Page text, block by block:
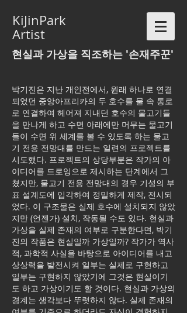
KiJinPark
Artist
현실과 가상을 직조하는 '손재주꾼'
박기진은 지난 개인전에서, 원래 하나로 연결
되었던 중앙아프리카의 두 호수를 물 속 통로
로 연결하여 헤어져 지내던 호수의 물고기들
을 만나게 하고 수면 아래에만 머무는 물고기
들이 수면 위 세계를 볼 수 있도록 하는 물고
기 전용 전망대를 만드는 일련의 프로젝트를
시도했다. 프로젝트의 상당부분은 작가의 아
이디어를 드로잉으로 제시하는 단계에서 그
쳤지만, 물고기 전용 전망대의 경우 기성의 부
표 설계도에 입각하여 정밀하게 제작, 전시되
었다. 이 구조물은 실제 호수에 설치되지 않았
지만 (언젠가) 설치, 작동될 수도 있다. 현실과
가상을 실제 존재의 여부로 구분한다면, 박기
진의 작품은 현실일까 가상일까? 작가가 역사
적, 과학적 사실을 바탕으로 아이디어를 내고
상상력을 발전시켜 일부는 실제로 구현하고
일부는 구현하지 않았기에 그것은 현실이기
도 하고 가상이기도 할 것이다. 현실과 가상의
경계는 생각보다 뚜렷하지 않다. 실제 존재의